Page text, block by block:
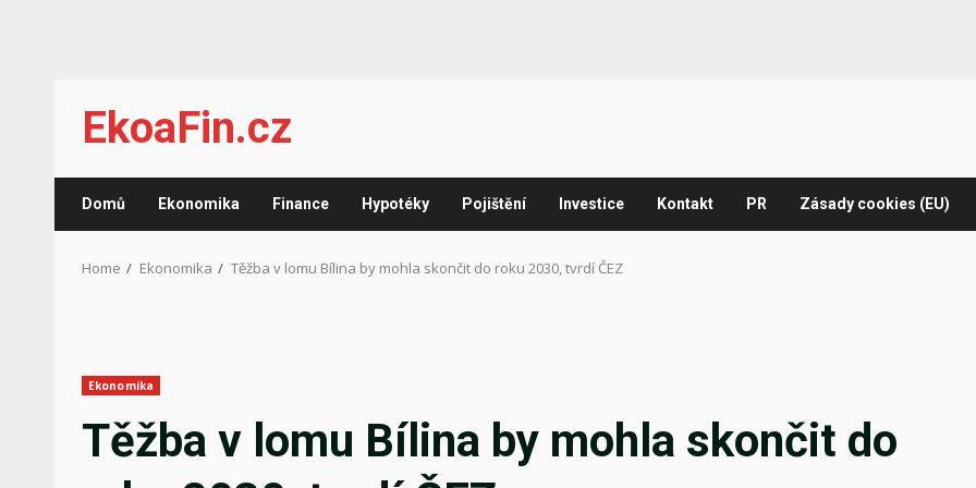
content
EkoaFin.cz
Domů Ekonomika Finance Hypotéky Pojištění Investice Kontakt PR Zásady cookies (EU)
Home Ekonomika Těžba v lomu Bílina by mohla skončit do roku 2030, tvrdí ČEZ
Ekonomika
Těžba v lomu Bílina by mohla skončit do